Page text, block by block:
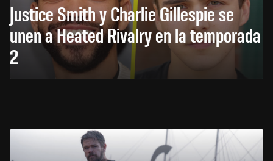
Justice Smith y Charlie Gillespie se
unen a Heated Rivalry en la temporada
2